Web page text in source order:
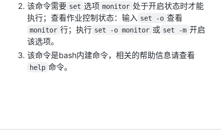
该命令需要 set 选项 monitor 处于开启状态时才能
执行；查看作业控制状态：输入 set -o 查看
monitor 行；执行 set -o monitor 或 set -m 开启
该选项。
该命令是bash内建命令，相关的帮助信息请查看
help 命令。